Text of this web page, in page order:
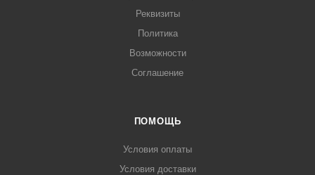
Реквизиты
Политика
Возможности
Соглашение
ПОМОЩЬ
Условия оплаты
Условия доставки